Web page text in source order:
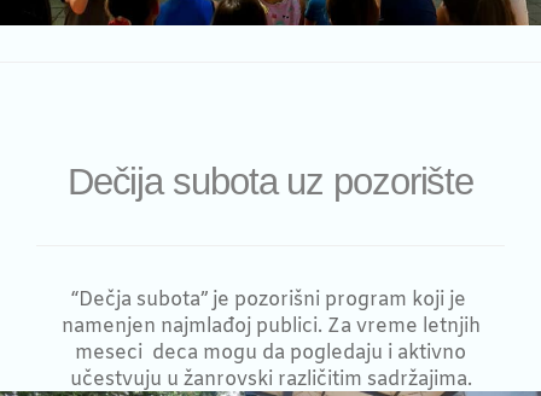
Dečija subota uz pozorište
“Dečja subota” je pozorišni program koji je
namenjen najmlađoj publici. Za vreme letnjih
meseci deca mogu da pogledaju i aktivno
učestvuju u žanrovski različitim sadržajima.